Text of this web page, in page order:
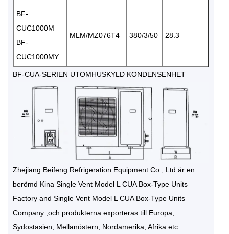
BF-
CUC1000M
BF-
CUC1000MY
MLM/MZ076T4 380/3/50 28.3
BF-CUA-SERIEN UTOMHUSKYLD KONDENSENHET
Zhejiang Beifeng Refrigeration Equipment Co., Ltd är en
berömd Kina Single Vent Model L CUA Box-Type Units
Factory and Single Vent Model L CUA Box-Type Units
Company ,och produkterna exporteras till Europa,
Sydostasien, Mellanöstern, Nordamerika, Afrika etc.